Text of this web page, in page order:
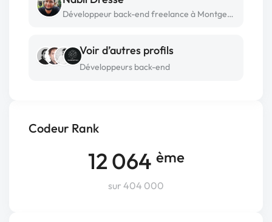
Codeur Rank
12 064 ème
sur 404 000
Développeur back-end freelance à Montgermont
Voir d’autres profils
Développeurs back-end